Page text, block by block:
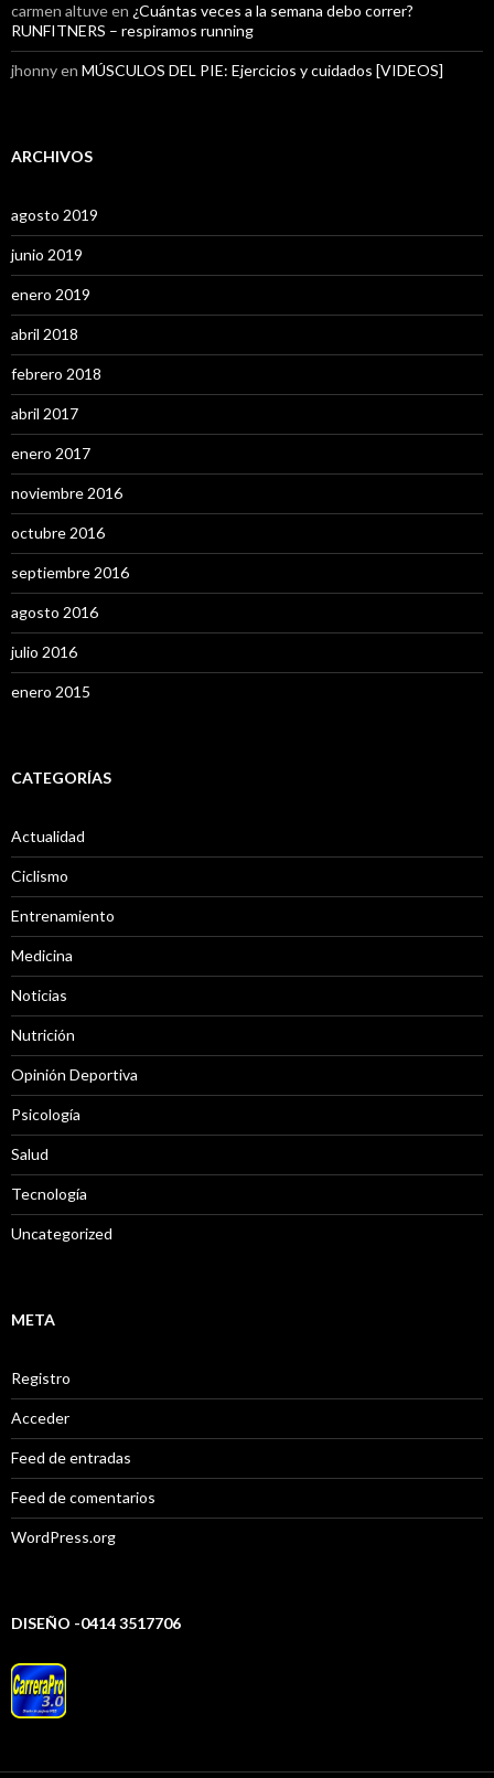
carmen altuveen ¿Cuántas veces a la semana debo correr?
RUNFITNERS – respiramos running
jhonnyen MÚSCULOS DEL PIE: Ejercicios y cuidados [VIDEOS]
ARCHIVOS
agosto 2019
junio 2019
enero 2019
abril 2018
febrero 2018
abril 2017
enero 2017
noviembre 2016
octubre 2016
septiembre 2016
agosto 2016
julio 2016
enero 2015
CATEGORÍAS
Actualidad
Ciclismo
Entrenamiento
Medicina
Noticias
Nutrición
Opinión Deportiva
Psicología
Salud
Tecnología
Uncategorized
META
Registro
Acceder
Feed de entradas
Feed de comentarios
WordPress.org
DISEÑO -0414 3517706